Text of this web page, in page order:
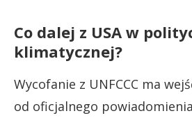
Co dalej z USA w
klimatycznej?
Wycofanie z UNFCCC ma
od oficjalnego